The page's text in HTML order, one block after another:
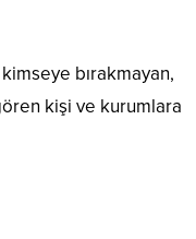
kimseye bırakmayan,
kişi ve kurumlara